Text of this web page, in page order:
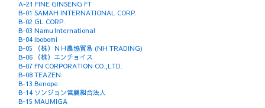
A-21 FINE GINSENG FT
B-01 SAMAH INTERNATIONAL CORP.
B-02 GL CORP.
B-03 Namu International
B-04 ibobomi
B-05 （株）ＮＨ農協貿易 (NH TRADING)
B-06 （株）エンチョイス
B-07 FN CORPORATION CO.,LTD.
B-08 TEAZEN
B-13 Benope
B-14 ソンジョン営農組合法人
B-15 MAUMIGA